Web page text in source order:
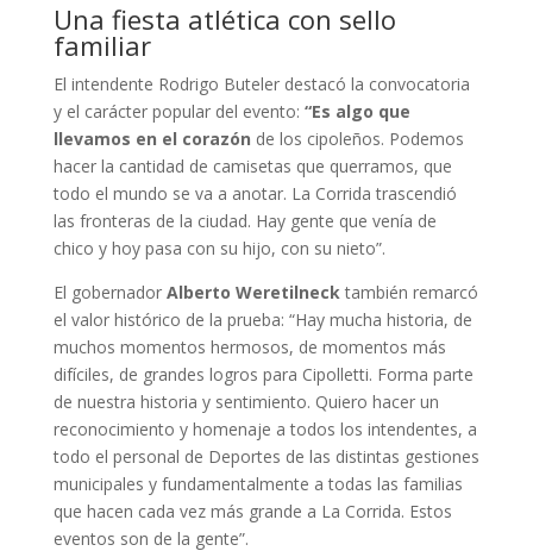
Una fiesta atlética con sello
familiar
El intendente Rodrigo Buteler destacó la convocatoria
y el carácter popular del evento: “Es algo que
llevamos en el corazón de los cipoleños. Podemos
hacer la cantidad de camisetas que querramos, que
todo el mundo se va a anotar. La Corrida trascendió
las fronteras de la ciudad. Hay gente que venía de
chico y hoy pasa con su hijo, con su nieto”.
El gobernador Alberto Weretilnecktambién remarcó
el valor histórico de la prueba: “Hay mucha historia, de
muchos momentos hermosos, de momentos más
difíciles, de grandes logros para Cipolletti. Forma parte
de nuestra historia y sentimiento. Quiero hacer un
reconocimiento y homenaje a todos los intendentes, a
todo el personal de Deportes de las distintas gestiones
municipales y fundamentalmente a todas las familias
que hacen cada vez más grande a La Corrida. Estos
eventos son de la gente”.